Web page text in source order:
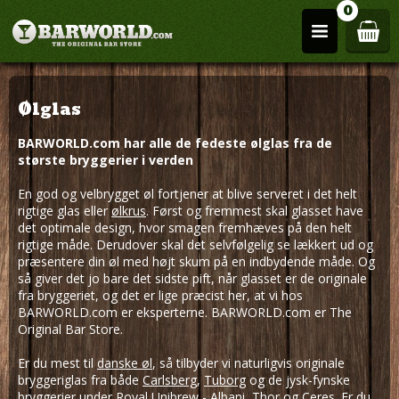
0
Ølglas
BARWORLD.com har alle de fedeste ølglas fra de
største bryggerier i verden
En god og velbrygget øl fortjener at blive serveret i det helt
rigtige glas ellerølkrus. Først og fremmest skal glasset have
det optimale design, hvor smagen fremhæves på den helt
rigtige måde. Derudover skal det selvfølgelig se lækkert ud og
præsentere din øl med højt skum på en indbydende måde. Og
så giver det jo bare det sidste pift, når glasset er de originale
fra bryggeriet, og det er lige præcist her, at vi hos
BARWORLD.com er eksperterne. BARWORLD.com er The
Original Bar Store.
Er du mest til danske øl, så tilbyder vi naturligvis originale
bryggeriglas fra både Carlsberg,Tuborg og de jysk-fynske